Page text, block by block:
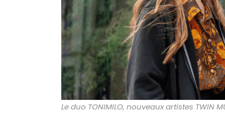
Le duo TONIMILO, nouveaux artistes TWIN